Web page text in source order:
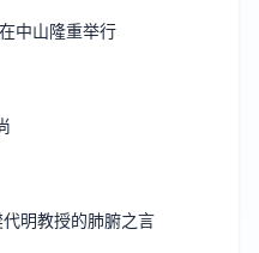
中山隆重举行
明教授的肺腑之言